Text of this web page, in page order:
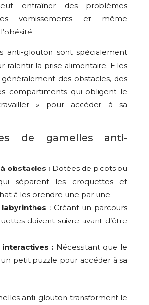
entraîner des problèmes
vomissements et même
anti-glouton sont spécialement
ralentir la prise alimentaire. Elles
des obstacles, des
compartiments qui obligent le
» pour accéder à sa
de gamelles anti-
obstacles : Dotées de picots ou
séparent les croquettes et
à les prendre une par une
labyrinthes : Créant un parcours
doivent suivre avant d’être
interactives : Nécessitant que le
petit puzzle pour accéder à sa
anti-glouton transforment le